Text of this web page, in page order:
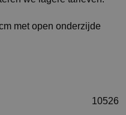
met open onderzijde
10526